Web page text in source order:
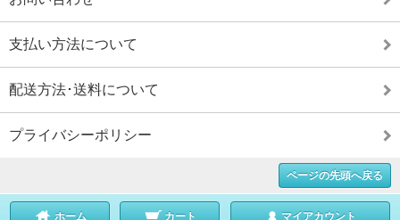
支払い方法について
配送方法･送料について
プライバシーポリシー
ページの先頭へ戻る
ホーム カート マイアカウント